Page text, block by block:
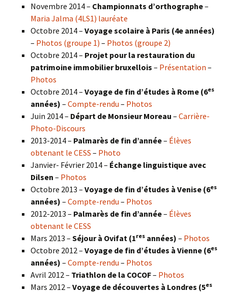
Novembre 2014 – Championnats d’orthographe–
Maria Jalma (4LS1) lauréate
Octobre 2014 – Voyage scolaire à Paris (4e années)
– Photos (groupe 1) – Photos (groupe 2)
Octobre 2014 – Projet pour la restauration du
patrimoine immobilier bruxellois – Présentation –
Photos
Octobre 2014 – Voyage de fin d’études à Rome (6es
années) – Compte-rendu – Photos
Juin 2014 – Départ de Monsieur Moreau – Carrière-
Photo-Discours
2013-2014 – Palmarès de fin d’année– Élèves
obtenant le CESS – Photo
Janvier- Février 2014 – Échange linguistique avec
Dilsen – Photos
Octobre 2013 – Voyage de fin d’études à Venise (6es
années) – Compte-rendu – Photos
2012-2013 – Palmarès de fin d’année– Élèves
obtenant le CESS
Mars 2013 – Séjour à Ovifat (1res années) – Photos
Octobre 2012 – Voyage de fin d’études à Vienne (6es
années) – Compte-rendu – Photos
Avril 2012 – Triathlon de la COCOF– Photos
Mars 2012 – Voyage de découvertes à Londres (5es